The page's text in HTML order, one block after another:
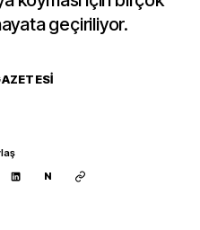
geçiriliyor.
N